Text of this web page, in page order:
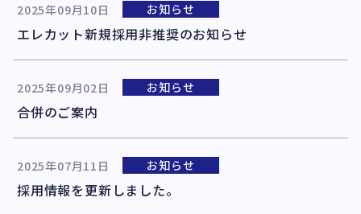
2025年09月10日 お知らせ
エレカット新規採用非推奨のお知らせ
2025年09月02日 お知らせ
合併のご案内
2025年07月11日 お知らせ
採用情報を更新しました。